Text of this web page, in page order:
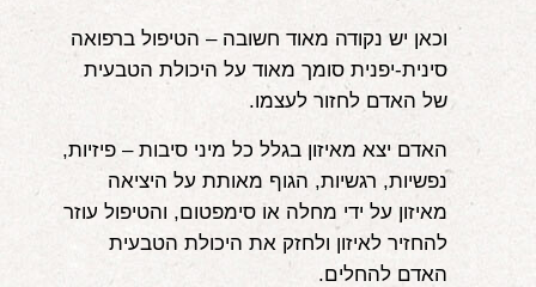
וכאן יש נקודה מאוד חשובה – הטיפול ברפואה
סינית-יפנית סומך מאוד על היכולת הטבעית
של האדם לחזור לעצמו.
האדם יצא מאיזון בגלל כל מיני סיבות – פיזיות,
נפשיות, רגשיות, הגוף מאותת על היציאה
מאיזון על ידי מחלה או סימפטום, והטיפול עוזר
להחזיר לאיזון ולחזק את היכולת הטבעית
האדם להחלים.